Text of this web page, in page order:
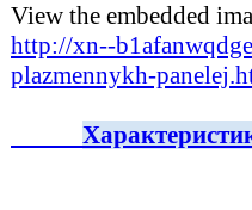
View the embedded
http://xn--
plazmennykh-